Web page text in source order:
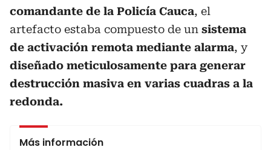
comandante de la Policía Cauca, el
artefacto estaba compuesto de un sistema
de activación remota mediante alarma, y
diseñado meticulosamente para generar
destrucción masiva en varias cuadras a la
redonda.
Más información